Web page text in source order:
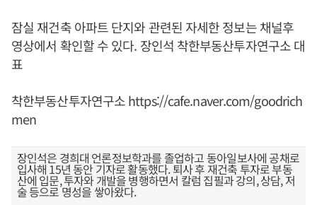
잠실 재건축 아파트 단지와 관련된 자세한 정보는 채널후
영상에서 확인할 수 있다. 장인석 착한부동산투자연구소 대
표
착한부동산투자연구소https://cafe.naver.com/goodrich
men
장인석은 경희대 언론정보학과를 졸업하고 동아일보사에 공채로
입사해 15년 동안 기자로 활동했다. 퇴사 후 재건축 투자로 부동
산에 입문, 투자와 개발을 병행하면서 칼럼 집필과 강의, 상담, 저
술 등으로 명성을 쌓아왔다.